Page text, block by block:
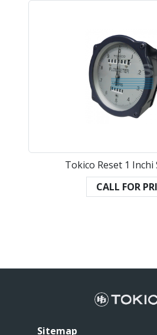
Tokico Reset 1 Inchi
CALL FOR
Sitemap